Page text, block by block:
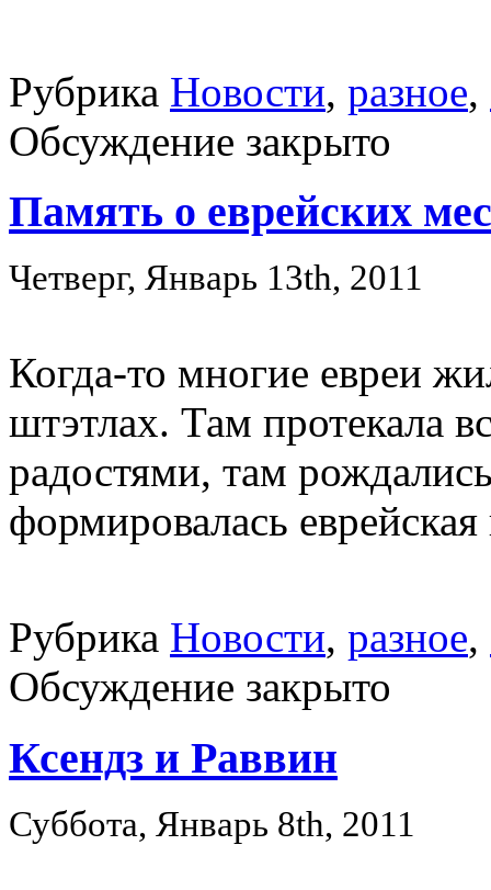
Рубрика Новости, разное,
Обсуждение закрыто
Память о еврейских
Четверг, Январь 13th, 2011
Когда-то многие евреи
штэтлах. Там протекала
радостями, там
формировалась еврейская
Рубрика Новости, разное,
Обсуждение закрыто
Ксендз и Раввин
Суббота, Январь 8th, 2011